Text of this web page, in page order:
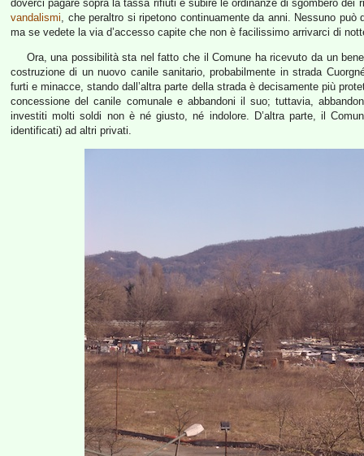
doverci pagare sopra la tassa rifiuti e subire le ordinanze di sgombero
vandalismi, che peraltro si ripetono continuamente da anni. Nessuno
ma se vedete la via d’accesso capite che non è facilissimo arrivarci di
Ora, una possibilità sta nel fatto che il Comune ha ricevuto da un
costruzione di un nuovo canile sanitario, probabilmente in strada
furti e minacce, stando dall’altra parte della strada è decisamente più
concessione del canile comunale e abbandoni il suo; tuttavia,
investiti molti soldi non è né giusto, né indolore. D’altra parte, il
identificati) ad altri privati.